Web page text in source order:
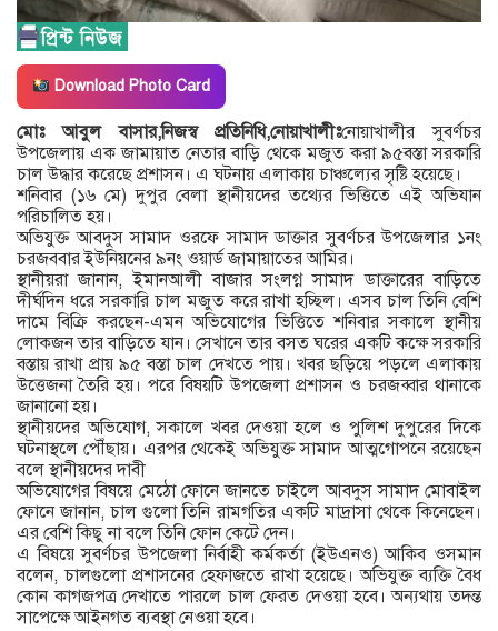
Download Photo Card
মোঃ আবুল বাসার,নিজস্ব প্রতিনিধি,নোয়াখালীঃনোয়াখালীর সুবর্ণচর
উপজেলায় এক জামায়াত নেতার বাড়ি থেকে মজুত করা ৯৫বস্তা সরকারি
চাল উদ্ধার করেছে প্রশাসন। এ ঘটনায় এলাকায় চাঞ্চল্যের সৃষ্টি হয়েছে।
শনিবার (১৬ মে) দুপুর বেলা স্থানীয়দের তথ্যের ভিত্তিতে এই অভিযান
পরিচালিত হয়।
অভিযুক্ত আবদুস সামাদ ওরফে সামাদ ডাক্তার সুবর্ণচর উপজেলার ১নং
চরজববার ইউনিয়নের ৯নং ওয়ার্ড জামায়াতের আমির।
স্থানীয়রা জানান, ইমানআলী বাজার সংলগ্ন সামাদ ডাক্তারের বাড়িতে
দীর্ঘদিন ধরে সরকারি চাল মজুত করে রাখা হচ্ছিল। এসব চাল তিনি বেশি
দামে বিক্রি করছেন-এমন অভিযোগের ভিত্তিতে শনিবার সকালে স্থানীয়
লোকজন তার বাড়িতে যান। সেখানে তার বসত ঘরের একটি কক্ষে সরকারি
বস্তায় রাখা প্রায় ৯৫ বস্তা চাল দেখতে পায়। খবর ছড়িয়ে পড়লে এলাকায়
উত্তেজনা তৈরি হয়। পরে বিষয়টি উপজেলা প্রশাসন ও চরজব্বার থানাকে
জানানো হয়।
স্থানীয়দের অভিযোগ, সকালে খবর দেওয়া হলে ও পুলিশ দুপুরের দিকে
ঘটনাস্থলে পৌঁছায়। এরপর থেকেই অভিযুক্ত সামাদ আত্মগোপনে রয়েছেন
বলে স্থানীয়দের দাবী
অভিযোগের বিষয়ে মেঠো ফোনে জানতে চাইলে আবদুস সামাদ মোবাইল
ফোনে জানান, চাল গুলো তিনি রামগতির একটি মাদ্রাসা থেকে কিনেছেন।
এর বেশি কিছু না বলে তিনি ফোন কেটে দেন।
এ বিষয়ে সুবর্ণচর উপজেলা নির্বাহী কর্মকর্তা (ইউএনও) আকিব ওসমান
বলেন, চালগুলো প্রশাসনের হেফাজতে রাখা হয়েছে। অভিযুক্ত ব্যক্তি বৈধ
কোন কাগজপত্র দেখাতে পারলে চাল ফেরত দেওয়া হবে। অন্যথায় তদন্ত
সাপেক্ষে আইনগত ব্যবস্থা নেওয়া হবে।